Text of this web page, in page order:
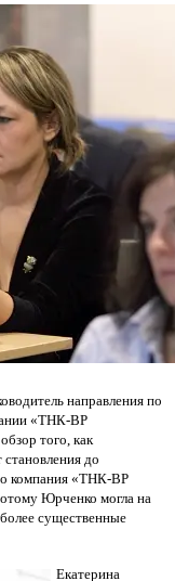
направления по
«ТНК-ВР
того, как
до
компания «ТНК-ВР
Юрченко могла на
существенные
Екатерина